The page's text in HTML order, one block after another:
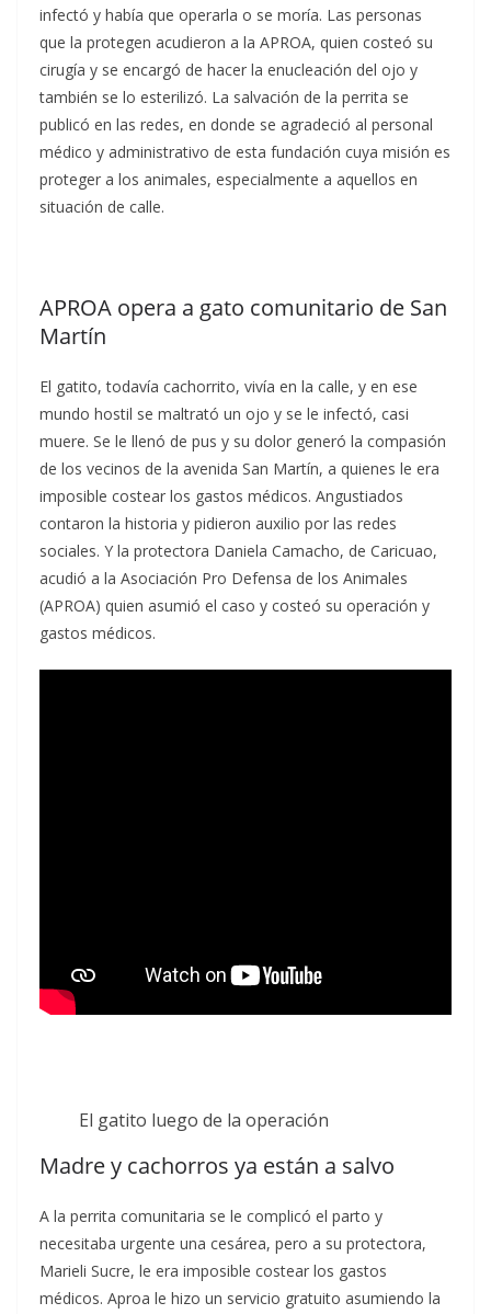
infectó y había que operarla o se moría. Las personas
que la protegen acudieron a la APROA, quien costeó su
cirugía y se encargó de hacer la enucleación del ojo y
también se lo esterilizó. La salvación de la perrita se
publicó en las redes, en donde se agradeció al personal
médico y administrativo de esta fundación cuya misión es
proteger a los animales, especialmente a aquellos en
situación de calle.
APROA opera a gato comunitario de San
Martín
El gatito, todavía cachorrito, vivía en la calle, y en ese
mundo hostil se maltrató un ojo y se le infectó, casi
muere. Se le llenó de pus y su dolor generó la compasión
de los vecinos de la avenida San Martín, a quienes le era
imposible costear los gastos médicos. Angustiados
contaron la historia y pidieron auxilio por las redes
sociales. Y la protectora Daniela Camacho, de Caricuao,
acudió a la Asociación Pro Defensa de los Animales
(APROA) quien asumió el caso y costeó su operación y
gastos médicos.
El gatito luego de la operación
Madre y cachorros ya están a salvo
A la perrita comunitaria se le complicó el parto y
necesitaba urgente una cesárea, pero a su protectora,
Marieli Sucre, le era imposible costear los gastos
médicos. Aproa le hizo un servicio gratuito asumiendo la